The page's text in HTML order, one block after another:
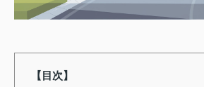
【目次】